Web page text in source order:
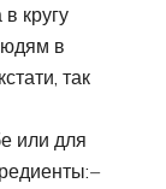
кругу
в
так
или для
–